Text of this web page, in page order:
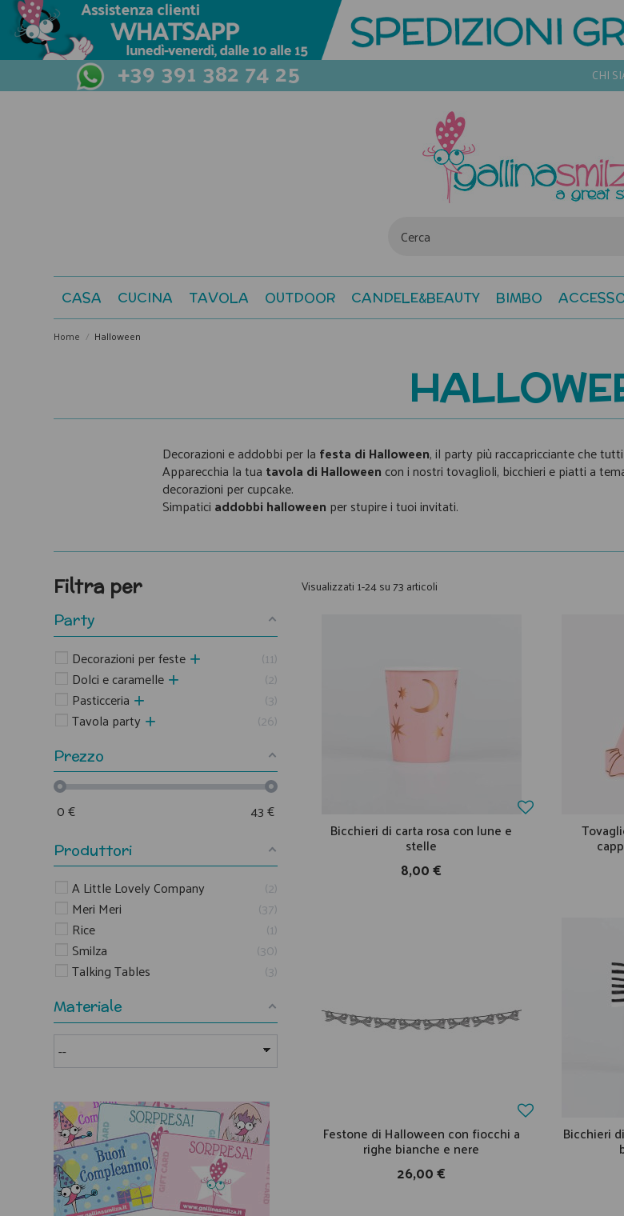
+39 391 382 74 25 CHI
CASA CUCINA TAVOLA OUTDOOR CANDELE&BEAUTY BIMBO
Home Halloween
Decorazioni e addobbi per la festa di Halloween, il party più raccapricciante che
Apparecchia la tua tavola di Halloween con i nostri tovaglioli, bicchieri e piatti a
decorazioni per cupcake.
Simpatici addobbi halloween per stupire i tuoi invitati.
Visualizzati 1-24 su 73 articoli
Bicchieri di carta rosa con lune e
stelle
8,00 €
Festone di Halloween con fiocchi a
righe bianche e nere
26,00 €
Bicchieri
Filtra per
Party
Decorazioni per feste
11
Dolci e caramelle
2
Pasticceria
3
Tavola party
26
Prezzo
0€ 43€
Produttori
A Little Lovely Company
2
Meri Meri
37
Rice
1
Smilza
30
Talking Tables
3
Materiale